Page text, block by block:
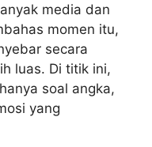
media dan
momen itu,
secara
luas. Di titik ini,
soal angka,
yang